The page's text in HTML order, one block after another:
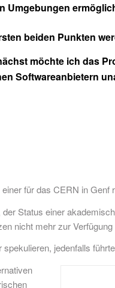
Umgebungen
beiden Punkten
möchte ich das
Softwareanbietern
für das CERN in Genf
Status einer
nicht mehr zur Verfügung
jedenfalls